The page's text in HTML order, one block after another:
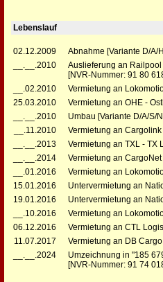
Lebenslauf
02.12.2009
Abnahme [Variante D/A/
__.__.2010
Auslieferung an
[NVR-Nummer: 91 80
__.02.2010
Vermietung an
25.03.2010
Vermietung an OHE -
__.__.2010
Umbau [Variante D/A/S/
__.11.2010
Vermietung an
__.__.2013
Vermietung an TXL - TX
__.__.2014
Vermietung an
__.01.2016
Vermietung an
15.01.2016
Untervermietung an
19.01.2016
Untervermietung an
__.10.2016
Vermietung an
06.12.2016
Vermietung an CTL
11.07.2017
Vermietung an DB
__.__.2024
Umzeichnung in "185
[NVR-Nummer: 91 74